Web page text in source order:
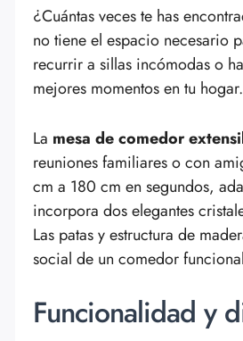
¿Cuántas veces te has
no tiene el espacio necesario
recurrir a sillas incómodas o
mejores momentos en tu hogar.
La mesa de comedor
reuniones familiares o con
cm a 180 cm en segundos,
incorpora dos elegantes
Las patas y estructura de
social de un comedor
Funcionalidad y